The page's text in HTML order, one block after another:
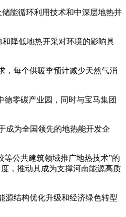
能循环利用技术和中深层地热井
降低地热开采对环境的影响具
每个供暖季预计减少天然气消
零碳产业园，同时与宝马集团
成为全国领先的地热能开发企
公共建筑领域推广地热技术”的
，推动其成为支撑河南能源高质
结构优化升级和经济绿色转型